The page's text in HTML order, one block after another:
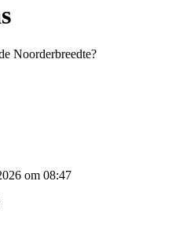
Noorderbreedte?
om 08:47